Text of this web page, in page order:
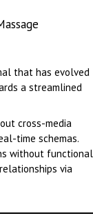
that has evolved
a streamlined
cross-media
time schemas.
without functional
via